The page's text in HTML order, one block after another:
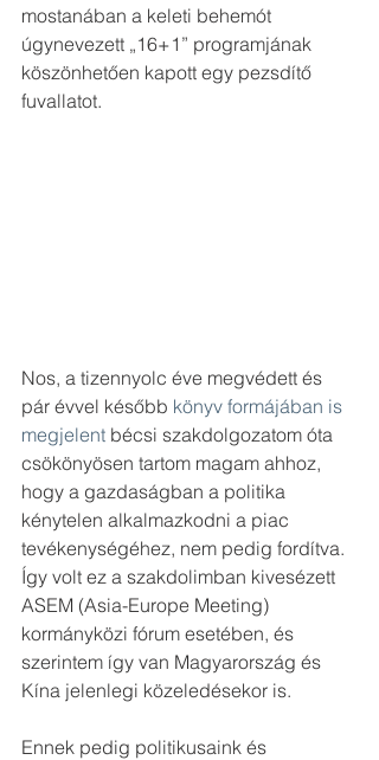
mostanában a keleti behemót
úgynevezett „16+1” programjának
köszönhetően kapott egy pezsdítő
fuvallatot.
Nos, a tizennyolc éve megvédett és
pár évvel később könyv formájában is
megjelent bécsi szakdolgozatom óta
csökönyösen tartom magam ahhoz,
hogy a gazdaságban a politika
kénytelen alkalmazkodni a piac
tevékenységéhez, nem pedig fordítva.
Így volt ez a szakdolimban kivesézett
ASEM (Asia-Europe Meeting)
kormányközi fórum esetében, és
szerintem így van Magyarország és
Kína jelenlegi közeledésekor is.
Ennek pedig politikusaink és